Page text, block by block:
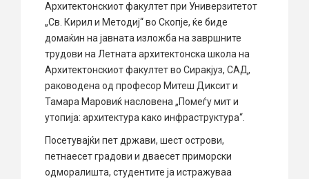
Архитектонскиот факултет при Универзитетот
„Св. Кирил и Методиј“ во Скопје, ќе биде
домаќин на јавната изложба на завршните
трудови на Летната архитектонска школа на
Архитектонскиот факултет во Сиракјуз, САД,
раководена од професор Митеш Диксит и
Тамара Маровиќ насловена „Помеѓу мит и
утопија: архитектура како инфраструктура“.
Посетувајќи пет држави, шест острови,
петнаесет градови и дваесет приморски
одморалишта, студентите ја истражуваа